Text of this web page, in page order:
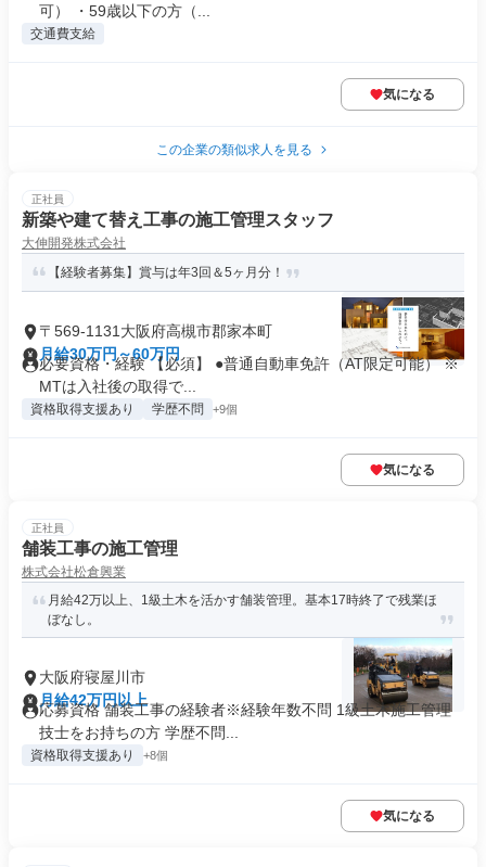
可） ・59歳以下の方（...
交通費支給
気になる
この企業の類似求人を見る
正社員
新築や建て替え工事の施工管理スタッフ
大伸開発株式会社
【経験者募集】賞与は年3回＆5ヶ月分！
〒569-1131大阪府高槻市郡家本町
月給30万円～60万円
必要資格・経験 【必須】 ●普通自動車免許（AT限定可能） ※
MTは入社後の取得で...
資格取得支援あり 学歴不問 +9個
気になる
正社員
舗装工事の施工管理
株式会社松倉興業
月給42万以上、1級土木を活かす舗装管理。基本17時終了で残業ほ
ぼなし。
大阪府寝屋川市
月給42万円以上
応募資格 舗装工事の経験者※経験年数不問 1級土木施工管理
技士をお持ちの方 学歴不問...
資格取得支援あり +8個
気になる